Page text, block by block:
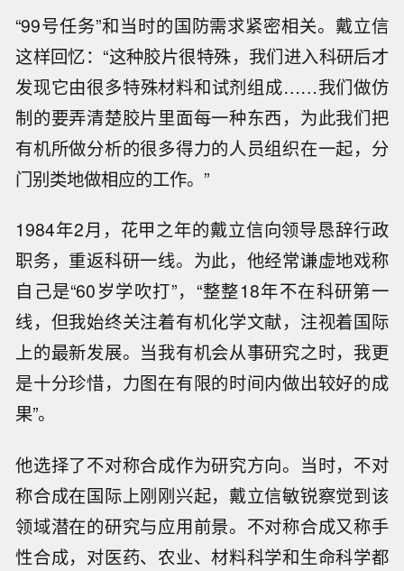
“99号任务”和当时的国防需求紧密相关。戴立信
这样回忆：“这种胶片很特殊，我们进入科研后才
发现它由很多特殊材料和试剂组成……我们做仿
制的要弄清楚胶片里面每一种东西，为此我们把
有机所做分析的很多得力的人员组织在一起，分
门别类地做相应的工作。”
1984年2月，花甲之年的戴立信向领导恳辞行政
职务，重返科研一线。为此，他经常谦虚地戏称
自己是“60岁学吹打”，“整整18年不在科研第一
线，但我始终关注着有机化学文献，注视着国际
上的最新发展。当我有机会从事研究之时，我更
是十分珍惜，力图在有限的时间内做出较好的成
果”。
他选择了不对称合成作为研究方向。当时，不对
称合成在国际上刚刚兴起，戴立信敏锐察觉到该
领域潜在的研究与应用前景。不对称合成又称手
性合成，对医药、农业、材料科学和生命科学都